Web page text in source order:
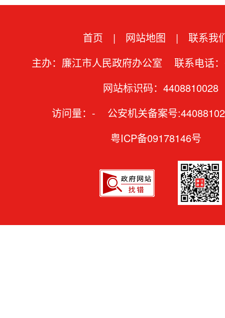
首页 | 网站地图 |
联系我
主办：廉江市人民政府办公室 联系电话
网站标识码：4408810028
访问量： - 公安机关备案号
粤ICP备09178146号